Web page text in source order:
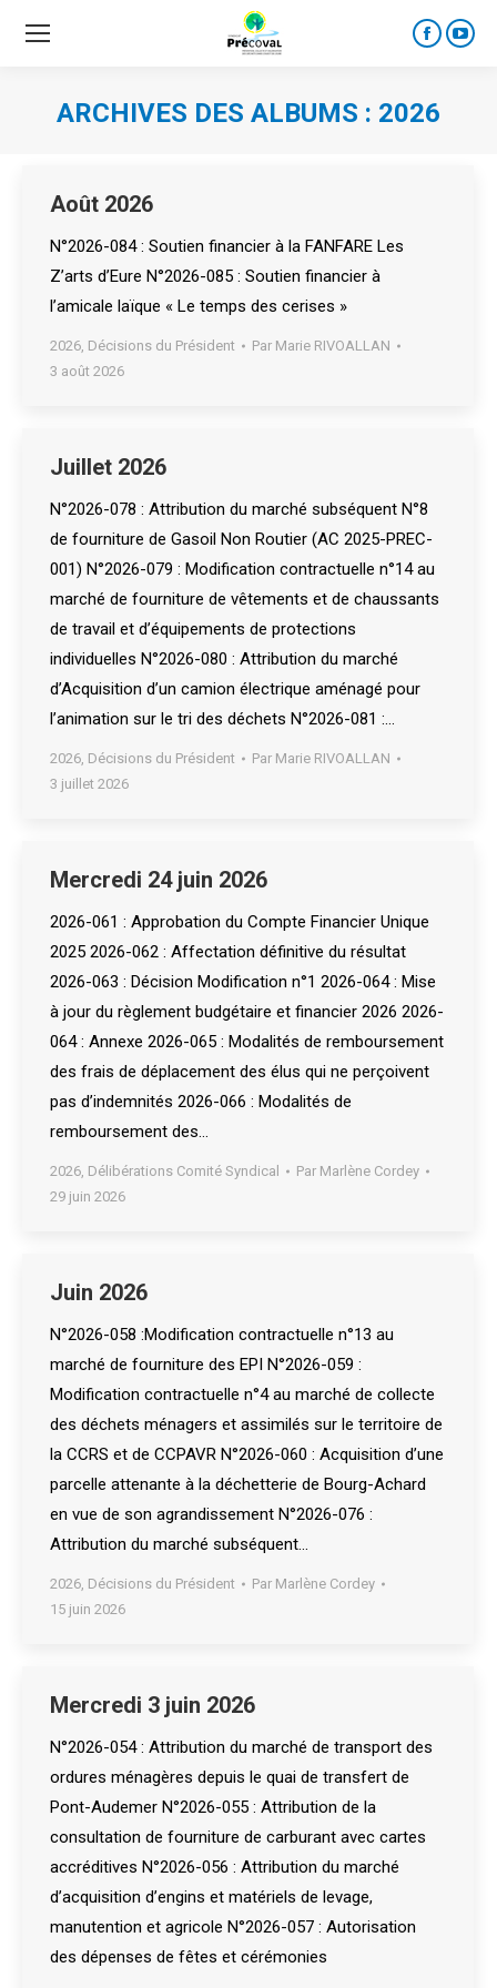
Facebook
opens
ARCHIVES DES ALBUMS : 2026
Août 2026
N°2026-084 : Soutien financier à la FANFARE Les
Z’arts d’Eure N°2026-085 : Soutien financier à
l’amicale laïque « Le temps des cerises »
2026, Décisions du Président Par Marie RIVOALLAN
3 août 2026
Juillet 2026
N°2026-078 : Attribution du marché subséquent N°8
de fourniture de Gasoil Non Routier (AC 2025-PREC-
001) N°2026-079 : Modification contractuelle n°14 au
marché de fourniture de vêtements et de chaussants
de travail et d’équipements de protections
individuelles N°2026-080 : Attribution du marché
d’Acquisition d’un camion électrique aménagé pour
l’animation sur le tri des déchets N°2026-081 :…
2026, Décisions du Président Par Marie RIVOALLAN
3 juillet 2026
Mercredi 24 juin 2026
2026-061 : Approbation du Compte Financier Unique
2025 2026-062 : Affectation définitive du résultat
2026-063 : Décision Modification n°1 2026-064 : Mise
à jour du règlement budgétaire et financier 2026 2026-
064 : Annexe 2026-065 : Modalités de remboursement
des frais de déplacement des élus qui ne perçoivent
pas d’indemnités 2026-066 : Modalités de
remboursement des…
2026, Délibérations Comité Syndical Par Marlène Cordey
29 juin 2026
Juin 2026
N°2026-058 :Modification contractuelle n°13 au
marché de fourniture des EPI N°2026-059 :
Modification contractuelle n°4 au marché de collecte
des déchets ménagers et assimilés sur le territoire de
la CCRS et de CCPAVR N°2026-060 : Acquisition d’une
parcelle attenante à la déchetterie de Bourg-Achard
en vue de son agrandissement N°2026-076 :
Attribution du marché subséquent…
2026, Décisions du Président Par Marlène Cordey
15 juin 2026
Mercredi 3 juin 2026
N°2026-054 : Attribution du marché de transport des
ordures ménagères depuis le quai de transfert de
Pont-Audemer N°2026-055 : Attribution de la
consultation de fourniture de carburant avec cartes
accréditives N°2026-056 : Attribution du marché
d’acquisition d’engins et matériels de levage,
manutention et agricole N°2026-057 : Autorisation
des dépenses de fêtes et cérémonies